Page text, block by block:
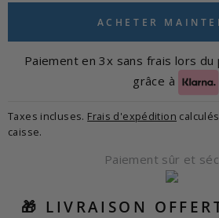
ACHETER
Paiement en 3x sans frais lors du
grâce à
Taxes incluses. Frais d'expédition
caisse.
Paiement sûr et
🎁 LIVRAISON